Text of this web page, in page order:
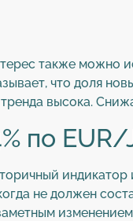
также можно
что доля
тренда высока.
по
индикатор
не должен